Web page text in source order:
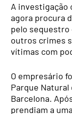
A investigação
agora procura
pelo
outros crimes
vítimas com
O empresário
Parque
Barcelona.
prendiam a